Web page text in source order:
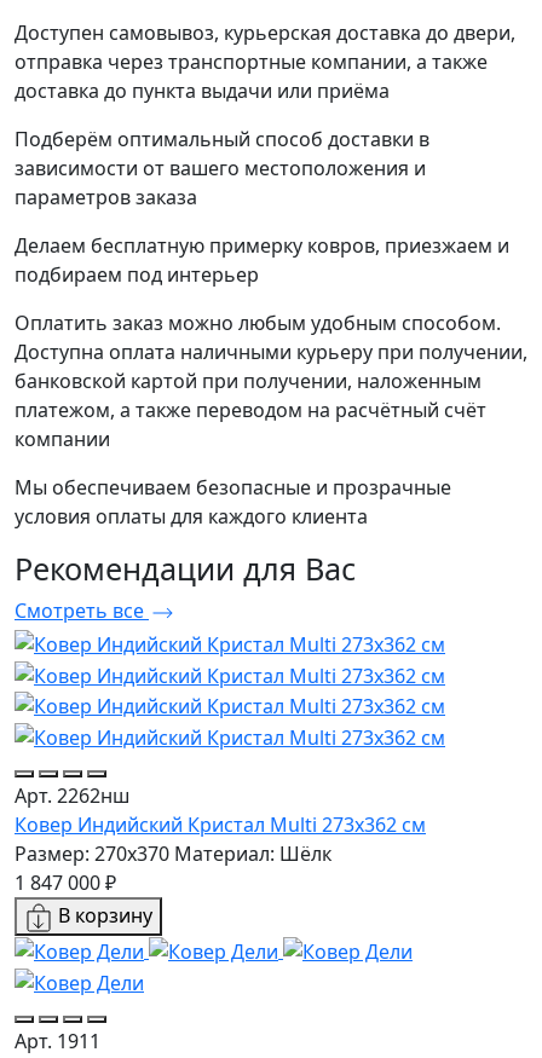
Доступен самовывоз, курьерская доставка до двери,
отправка через транспортные компании, а также
доставка до пункта выдачи или приёма
Подберём оптимальный способ доставки в
зависимости от вашего местоположения и
параметров заказа
Делаем бесплатную примерку ковров, приезжаем и
подбираем под интерьер
Оплатить заказ можно любым удобным способом.
Доступна оплата наличными курьеру при получении,
банковской картой при получении, наложенным
платежом, а также переводом на расчётный счёт
компании
Мы обеспечиваем безопасные и прозрачные
условия оплаты для каждого клиента
Рекомендации для Вас
Смотреть все
Арт. 2262нш
Ковер Индийский Кристал Multi 273x362 см
Размер: 270x370 Материал: Шёлк
1 847 000 ₽
В корзину
Арт. 1911